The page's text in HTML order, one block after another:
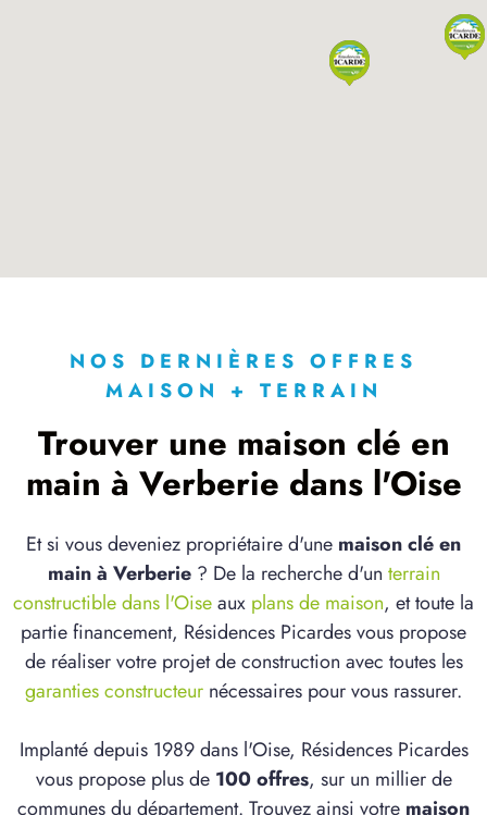
NOS DERNIÈRES OFFRES
MAISON + TERRAIN
Trouver une maison clé en
main à Verberie dans l'Oise
Et si vous deveniez propriétaire d'une maison clé en
main à Verberie? De la recherche d'un terrain
constructible dans l'Oiseaux plans de maison, et toute la
partie financement, Résidences Picardes vous propose
de réaliser votre projet de construction avec toutes les
garanties constructeur nécessaires pour vous rassurer.
Implanté depuis 1989 dans l'Oise, Résidences Picardes
vous propose plus de 100 offres, sur un millier de
communes du département. Trouvez ainsi votre maison